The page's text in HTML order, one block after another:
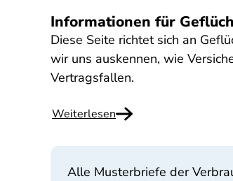
Informationen für
Diese Seite richtet sich an
wir uns auskennen, wie
Vertragsfallen.
Weiterlesen
Alle Musterbriefe der